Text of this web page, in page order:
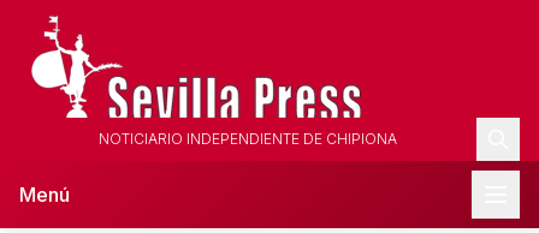
NOTICIARIO INDEPENDIENTE DE CHIPIONA
Menú